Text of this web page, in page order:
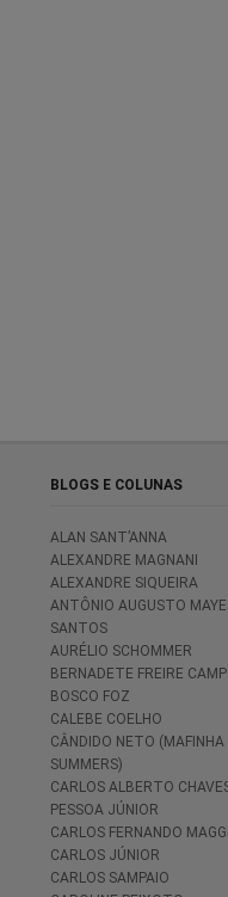
BLOGS E COLUNAS
ALAN SANT’ANNA
ALEXANDRE MAGNANI
ALEXANDRE SIQUEIRA
ANTÔNIO AUGUSTO
SANTOS
AURÉLIO SCHOMMER
BERNADETE FREIRE
BOSCO FOZ
CALEBE COELHO
CÂNDIDO NETO (MAFINHA
SUMMERS)
CARLOS ALBERTO
PESSOA JÚNIOR
CARLOS FERNANDO
CARLOS JÚNIOR
CARLOS SAMPAIO